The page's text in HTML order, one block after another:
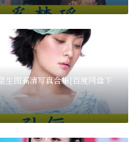
生图高清写真合集[百度网盘下